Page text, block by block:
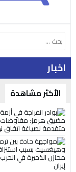
اخبار
الأكثر مشاهدة